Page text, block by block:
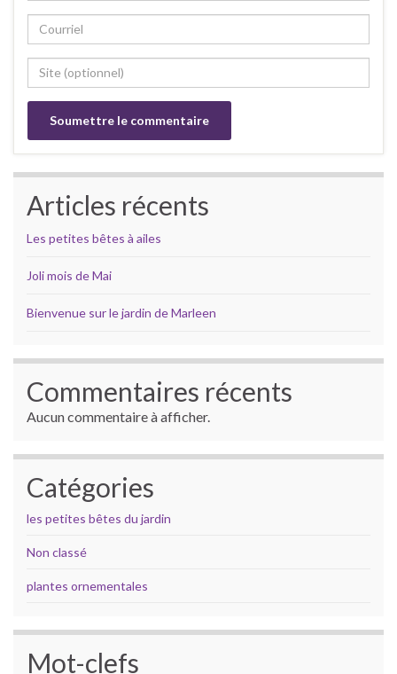
Articles récents
Les petites bêtes à ailes
Joli mois de Mai
Bienvenue sur le jardin de Marleen
Commentaires récents
Aucun commentaire à afficher.
Catégories
les petites bêtes du jardin
Non classé
plantes ornementales
Mot-clefs